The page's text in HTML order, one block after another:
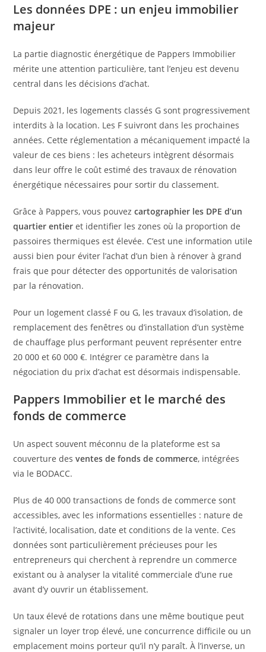
Les données DPE : un enjeu immobilier
majeur
La partie diagnostic énergétique de Pappers Immobilier
mérite une attention particulière, tant l’enjeu est devenu
central dans les décisions d’achat.
Depuis 2021, les logements classés G sont progressivement
interdits à la location. Les F suivront dans les prochaines
années. Cette réglementation a mécaniquement impacté la
valeur de ces biens : les acheteurs intègrent désormais
dans leur offre le coût estimé des travaux de rénovation
énergétique nécessaires pour sortir du classement.
Grâce à Pappers, vous pouvezcartographier les DPE d’un
quartier entier et identifier les zones où la proportion de
passoires thermiques est élevée. C’est une information utile
aussi bien pour éviter l’achat d’un bien à rénover à grand
frais que pour détecter des opportunités de valorisation
par la rénovation.
Pour un logement classé F ou G, les travaux d’isolation, de
remplacement des fenêtres ou d’installation d’un système
de chauffage plus performant peuvent représenter entre
20 000 et 60 000 €. Intégrer ce paramètre dans la
négociation du prix d’achat est désormais indispensable.
Pappers Immobilier et le marché des
fonds de commerce
Un aspect souvent méconnu de la plateforme est sa
couverture desventes de fonds de commerce, intégrées
via le BODACC.
Plus de 40 000 transactions de fonds de commerce sont
accessibles, avec les informations essentielles : nature de
l’activité, localisation, date et conditions de la vente. Ces
données sont particulièrement précieuses pour les
entrepreneurs qui cherchent à reprendre un commerce
existant ou à analyser la vitalité commerciale d’une rue
avant d’y ouvrir un établissement.
Un taux élevé de rotations dans une même boutique peut
signaler un loyer trop élevé, une concurrence difficile ou un
emplacement moins porteur qu’il n’y paraît. À l’inverse, un